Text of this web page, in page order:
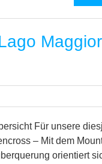
Für unsere
– Mit dem
orientiert